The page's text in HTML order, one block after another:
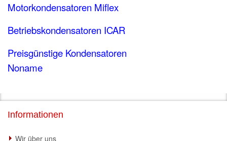
Motorkondensatoren Miflex
Betriebskondensatoren ICAR
Preisgünstige Kondensatoren
Noname
Informationen
Wir über uns